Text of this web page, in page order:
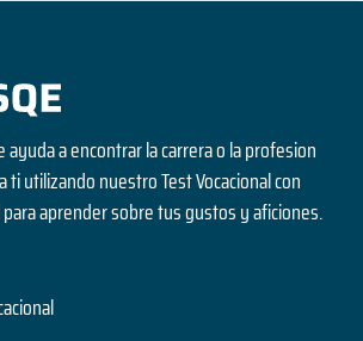
ayuda a encontrar la carrera o la profesion
ti utilizando nuestro Test Vocacional con
aprender sobre tus gustos y aficiones.